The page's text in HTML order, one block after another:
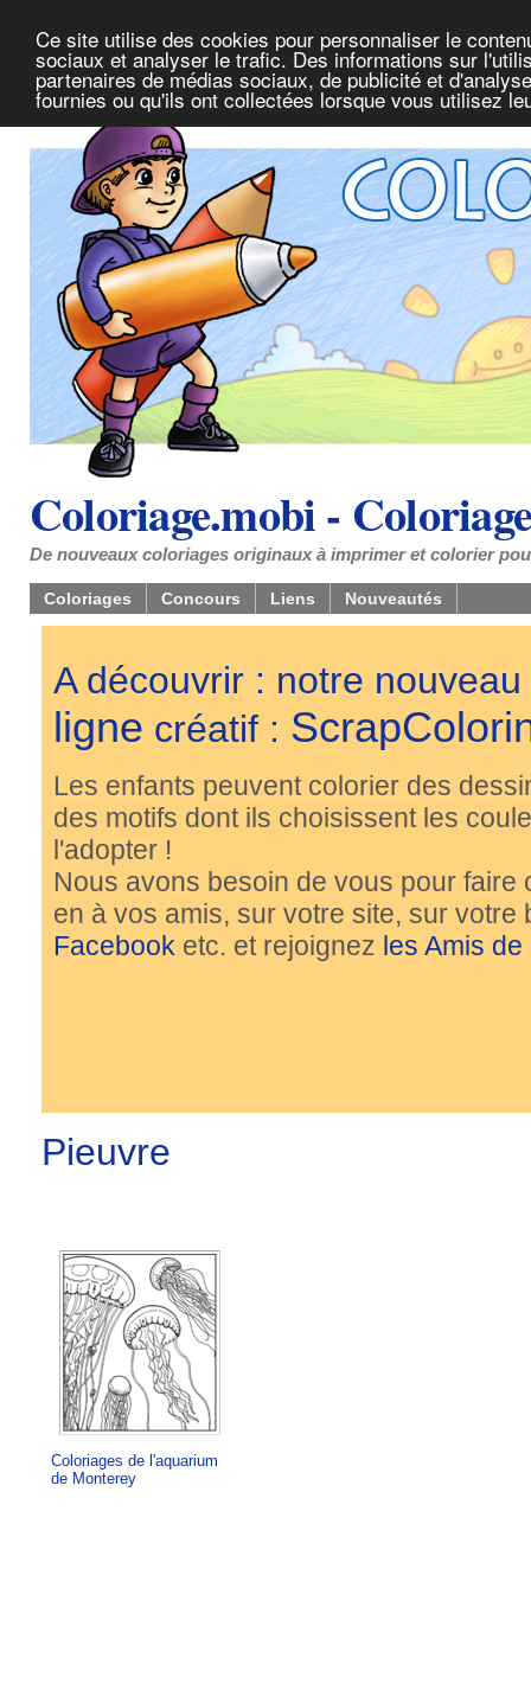
Ce site utilise des cookies pour personnaliser le
sociaux et analyser le trafic. Des informations sur
partenaires de médias sociaux, de publicité et
fournies ou qu'ils ont collectées lorsque vous utilisez
Coloriage.mobi -
De nouveaux coloriages originaux à imprimer et colorier
Coloriages Concours Liens Nouveautés
A découvrir : notre
ligne créatif :
Les enfants peuvent colorier des
des motifs dont ils choisissent les
l'adopter !
Nous avons besoin de vous pour
en à vos amis, sur votre site, sur
Facebook etc. et rejoignez les Amis
Pieuvre
Coloriages de l'aquarium
de Monterey